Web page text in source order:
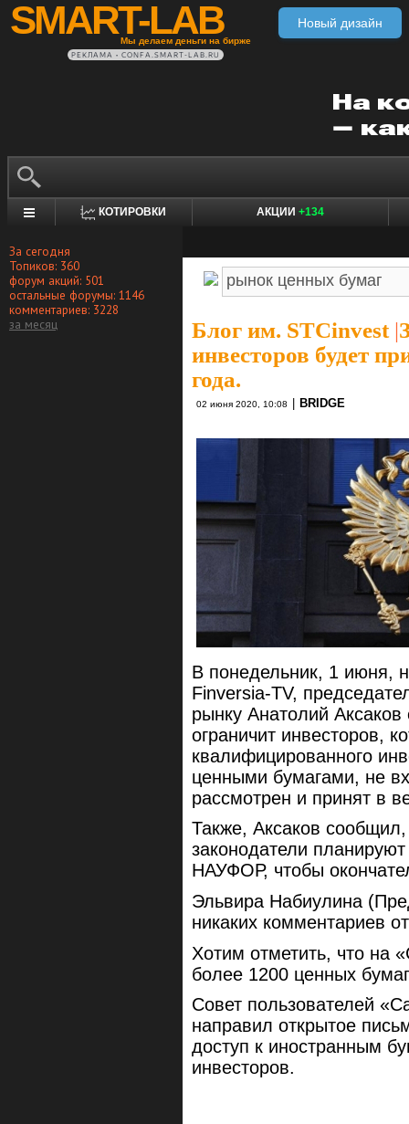
SMART-LAB
Мы делаем деньги на бирже
Новый дизайн
РЕКЛАМА • CONFA.SMART-LAB.RU
КОТИРОВКИ АКЦИИ +134
За сегодня
Топиков: 360
форум акций: 501
остальные форумы: 1146
комментариев: 3228
за месяц
Блог им. STCinvest|
инвесторов будет
года.
02 июня 2020, 10:08 BRIDGE
В понедельник, 1 июня,
Finversia-TV,
рынку Анатолий Аксаков
ограничит инвесторов,
квалифицированного
ценными бумагами, не
рассмотрен и принят в
Также, Аксаков
законодатели
НАУФОР, чтобы
Эльвира Набиулина
никаких комментариев
Хотим отметить, что на
более 1200 ценных
Совет пользователей
направил открытое
доступ к иностранным
инвесторов.